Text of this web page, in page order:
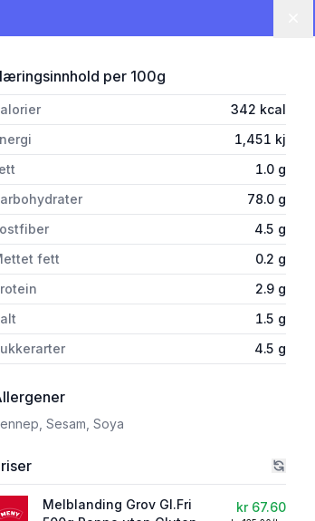
for 'Melblanding Grov Gl.Fri
per 100g
342 kcal
1,451 kj
1.0 g
78.0 g
4.5 g
fett
0.2 g
2.9 g
1.5 g
4.5 g
i 'Melblanding Grov Gl.Fri 500g
Sesam, Soya
Melblanding Grov Gl.Fri
kr 67.60